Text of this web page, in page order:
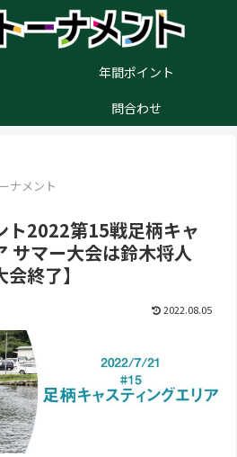
年間ポイント
問合わせ
ナメント
ト2022第15戦足柄キャ
サマー大会は鈴木将人
終了】
2022.08.05